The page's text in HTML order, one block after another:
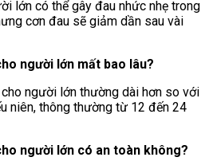
lớn có thể gây đau nhức nhẹ trong
cơn đau sẽ giảm dần sau vài
người lớn mất bao lâu?
cho người lớn thường dài hơn so với
niên, thông thường từ 12 đến 24
người lớn có an toàn không?